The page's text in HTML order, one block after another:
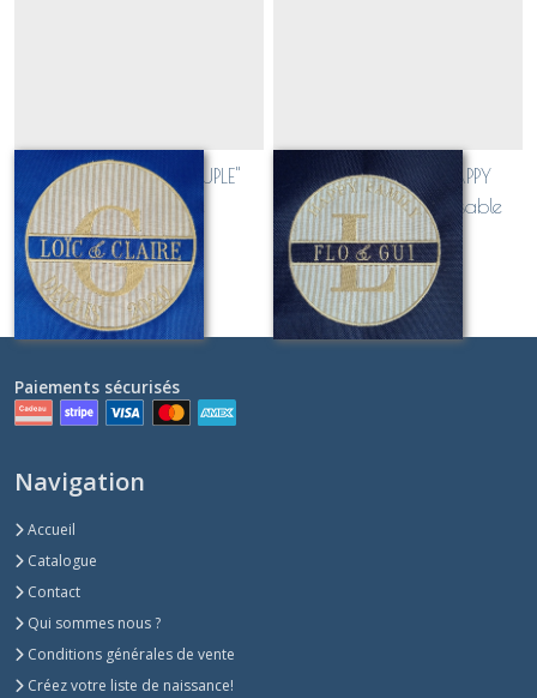
Sac polochon "COUPLE"
personnalisable
À partir de 95€
Sac polochon "HAPPY
FAMILY" personnalisable
À partir de 95 €
Paiements sécurisés
Navigation
Accueil
Catalogue
Contact
Qui sommes nous ?
Conditions générales de vente
Créez votre liste de naissance!